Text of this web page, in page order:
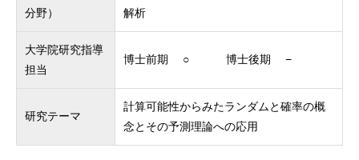
分野）
解析
大学院研究指導
担当
博士前期 ○ 博士後期 −
研究テーマ
計算可能性からみたランダムと確率の概
念とその予測理論への応用